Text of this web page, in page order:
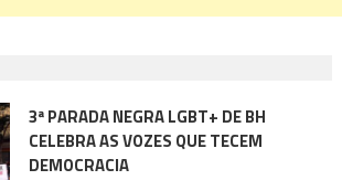
3ª PARADA NEGRA LGBT+ DE BH
CELEBRA AS VOZES QUE TECEM
DEMOCRACIA